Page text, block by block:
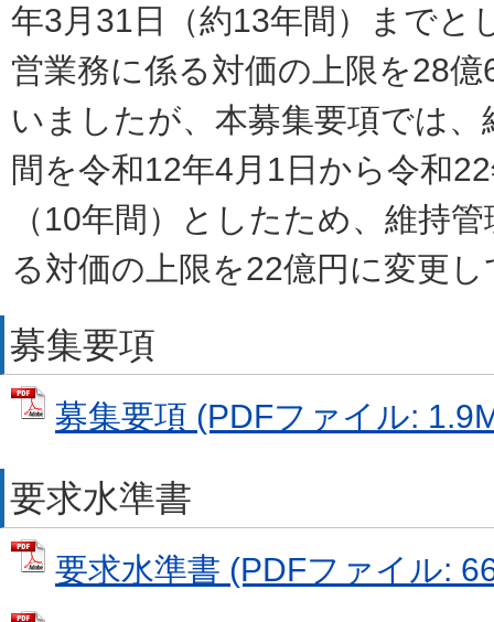
年3月31日（約13年間）までと
営業務に係る対価の上限を28
いましたが、本募集要項では、
間を令和12年4月1日から令和
（10年間）としたため、維持
る対価の上限を22億円に変更
募集要項
募集要項 (PDFファイル:
要求水準書
要求水準書 (PDFファイル: